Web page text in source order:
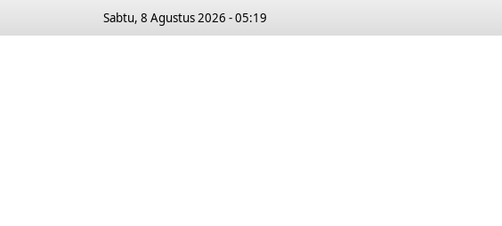
Sabtu, 8 Agustus 2026 - 05:19